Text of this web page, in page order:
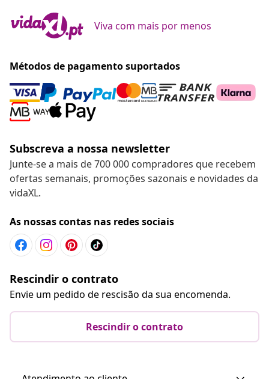
Viva com mais por menos
Métodos de pagamento suportados
Subscreva a nossa newsletter
Junte-se a mais de 700 000 compradores que recebem
ofertas semanais, promoções sazonais e novidades da
vidaXL.
As nossas contas nas redes sociais
Rescindir o contrato
Envie um pedido de rescisão da sua encomenda.
Rescindir o contrato